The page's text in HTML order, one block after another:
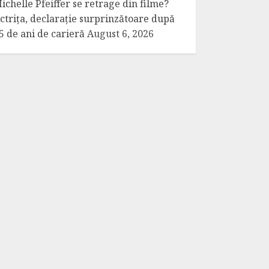
Pfeiffer se retrage din filme?
declarație surprinzătoare după
de ani de carierăAugust 6, 2026